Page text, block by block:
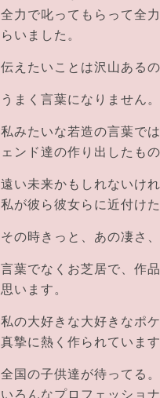
全力で叱ってもらって全
らいました。
伝えたいことは沢山ある
うまく言葉になりません。
私みたいな若造の言葉で
ェンド達の作り出したも
遠い未来かもしれないけ
私が彼ら彼女らに近付け
その時きっと、あの凄さ
言葉でなくお芝居で、作
思います。
私の大好きな大好きなポ
真摯に熱く作られていま
全国の子供達が待ってる
いろんなプロフェッショ